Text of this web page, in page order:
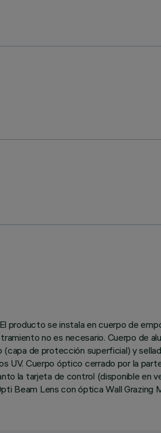
producto se instala en cuerpo de
no es necesario. Cuerpo de
de protección superficial) y
Cuerpo óptico cerrado por la
la tarjeta de control (disponible en
Lens con óptica Wall Grazing